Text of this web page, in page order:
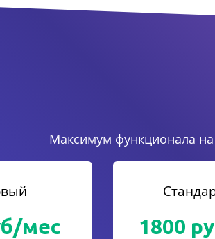
Максимум функционала
мес 1800